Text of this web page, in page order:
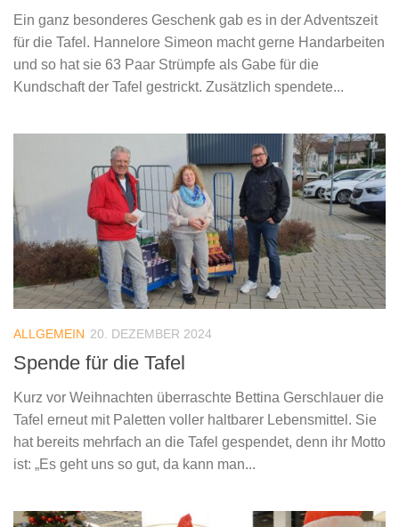
Ein ganz besonderes Geschenk gab es in der Adventszeit
für die Tafel. Hannelore Simeon macht gerne Handarbeiten
und so hat sie 63 Paar Strümpfe als Gabe für die
Kundschaft der Tafel gestrickt. Zusätzlich spendete...
ALLGEMEIN 20. DEZEMBER 2024
Spende für die Tafel
Kurz vor Weihnachten überraschte Bettina Gerschlauer die
Tafel erneut mit Paletten voller haltbarer Lebensmittel. Sie
hat bereits mehrfach an die Tafel gespendet, denn ihr Motto
ist: „Es geht uns so gut, da kann man...